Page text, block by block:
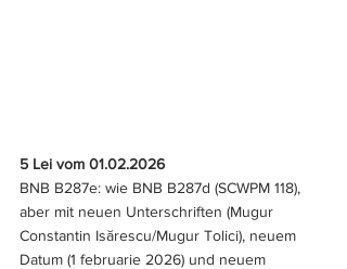
5 Lei vom 01.02.2026
BNB B287e: wie BNB B287d (SCWPM 118),
aber mit neuen Unterschriften (Mugur
Constantin Isărescu/Mugur Tolici), neuem
Datum (1 februarie 2026) und neuem